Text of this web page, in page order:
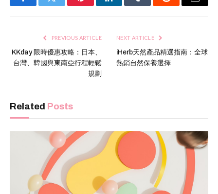
FacebookTwitter PinterestLinkedInTumblr Reddit Email
PREVIOUS ARTICLE
KKday 限時優惠攻略：日本、
台灣、韓國與東南亞行程輕鬆
規劃
NEXT ARTICLE
iHerb天然產品精選指南：全球
熱銷自然保養選擇
Related Posts